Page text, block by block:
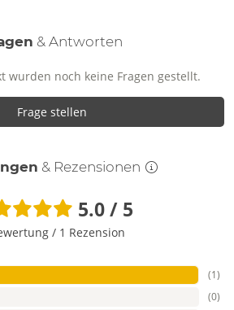
& Antworten
wurden noch keine Fragen gestellt.
Frage stellen
& Rezensionen
5.0 / 5
/ 1 Rezension
(1)
(0)